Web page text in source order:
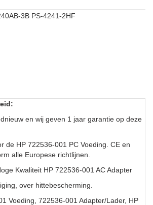
3B PS-4241-2HF
en wij geven 1 jaar garantie op deze
de HP 722536-001 PC Voeding. CE en
alle Europese richtlijnen.
Kwaliteit HP 722536-001 AC Adapter
over hittebescherming.
Voeding, 722536-001 Adapter/Lader, HP